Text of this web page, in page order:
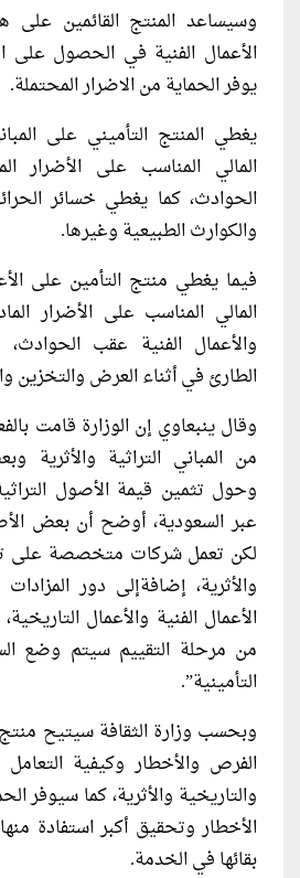
وسيساعد المنتج القائمين
الأعمال الفنية في الحصول على
يوفر الحماية من الاضرار المحتملة.
يغطي المنتج التأميني على
المالي المناسب على الأضرار
الحوادث، كما يغطي خسائر
والكوارث الطبيعية وغيرها.
فيما يغطي منتج التأمين على
المالي المناسب على الأضرار
والأعمال الفنية عقب
الطارئ في أثناء العرض والتخزين
وقال ينبعاوي إن الوزارة قامت
من المباني التراثية والأثرية
وحول تثمين قيمة الأصول
عبر السعودية، أوضح أن بعض
لكن تعمل شركات متخصصة على
والأثرية، إضافةإلى دور
الأعمال الفنية والأعمال
من مرحلة التقييم سيتم وضع
التأمينية”.
وبحسب وزارة الثقافة سيتيح منتج
الفرص والأخطار وكيفية
والتاريخية والأثرية، كما سيوفر
الأخطار وتحقيق أكبر استفادة
بقائها في الخدمة.